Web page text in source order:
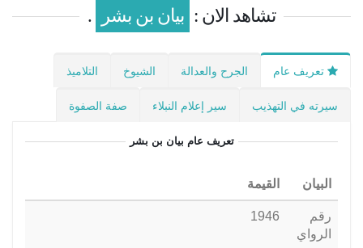
تشاهد الان : بيان بن بشر .
تعريف عام الجرح والعدالة الشيوخ التلاميذ
سيرته في التهذيب سير إعلام النبلاء صفة الصفوة
تعريف عام بيان بن بشر
البيان القيمة
رقم
الرواي
1946